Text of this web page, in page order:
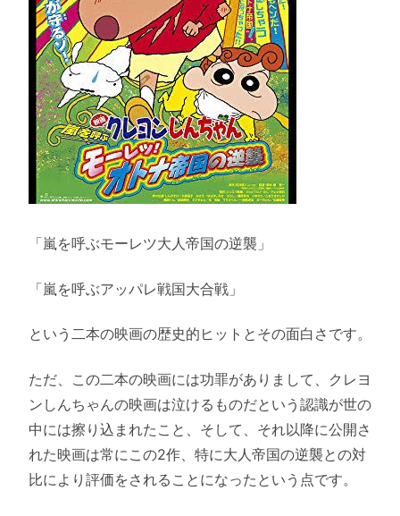
「嵐を呼ぶモーレツ大人帝国の逆襲」
「嵐を呼ぶアッパレ戦国大合戦」
という二本の映画の歴史的ヒットとその面白さです。
ただ、この二本の映画には功罪がありまして、クレヨ
ンしんちゃんの映画は泣けるものだという認識が世の
中には擦り込まれたこと、そして、それ以降に公開さ
れた映画は常にこの2作、特に大人帝国の逆襲との対
比により評価をされることになったという点です。